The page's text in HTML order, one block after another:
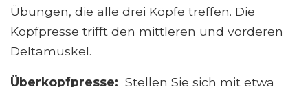
Übungen, die alle drei Köpfe treffen. Die
Kopfpresse trifft den mittleren und vorderen
Deltamuskel.
Überkopfpresse: Stellen Sie sich mit etwa